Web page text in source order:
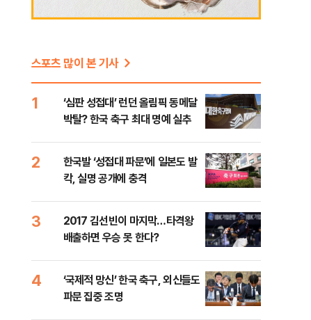
스포츠 많이 본 기사
1
‘심판 성접대’ 런던 올림픽 동메달
박탈? 한국 축구 최대 명예 실추
2
한국발 ‘성접대 파문’에 일본도 발
칵, 실명 공개에 충격
3
2017 김선빈이 마지막…타격왕
배출하면 우승 못 한다?
4
‘국제적 망신’ 한국 축구, 외신들도
파문 집중 조명